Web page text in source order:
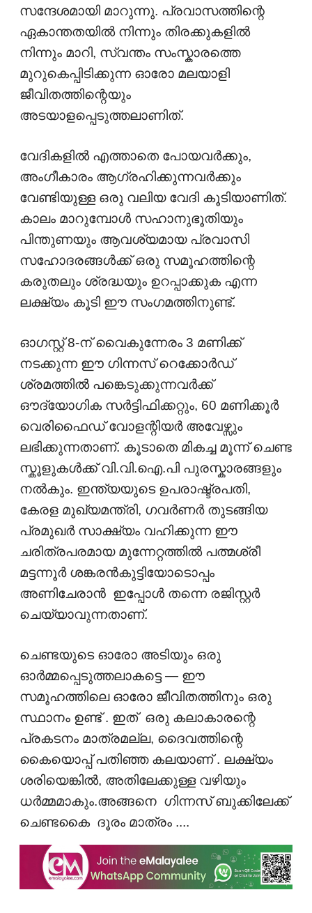
സന്ദേശമായി മാറുന്നു. പ്രവാസത്തിന്റെ
ഏകാന്തതയിൽ നിന്നും തിരക്കുകളിൽ
നിന്നും മാറി, സ്വന്തം സംസ്കാരത്തെ
മുറുകെപ്പിടിക്കുന്ന ഓരോ മലയാളി
ജീവിതത്തിന്റെയും
അടയാളപ്പെടുത്തലാണിത്.
വേദികളിൽ എത്താതെ പോയവർക്കും,
അംഗീകാരം ആഗ്രഹിക്കുന്നവർക്കും
വേണ്ടിയുള്ള ഒരു വലിയ വേദി കൂടിയാണിത്.
കാലം മാറുമ്പോൾ സഹാനുഭൂതിയും
പിന്തുണയും ആവശ്യമായ പ്രവാസി
സഹോദരങ്ങൾക്ക് ഒരു സമൂഹത്തിന്റെ
കരുതലും ശ്രദ്ധയും ഉറപ്പാക്കുക എന്ന
ലക്ഷ്യം കൂടി ഈ സംഗമത്തിനുണ്ട്.
ഓഗസ്റ്റ് 8-ന് വൈകുന്നേരം 3 മണിക്ക്
നടക്കുന്ന ഈ ഗിന്നസ് റെക്കോർഡ്
ശ്രമത്തിൽ പങ്കെടുക്കുന്നവർക്ക്
ഔദ്യോഗിക സർട്ടിഫിക്കറ്റും, 60 മണിക്കൂർ
വെരിഫൈഡ് വോളന്റിയർ അവേഴ്സും
ലഭിക്കുന്നതാണ്. കൂടാതെ മികച്ച മൂന്ന് ചെണ്ട
സ്കൂളുകൾക്ക് വി.വി.ഐ.പി പുരസ്കാരങ്ങളും
നൽകും. ഇന്ത്യയുടെ ഉപരാഷ്ട്രപതി,
കേരള മുഖ്യമന്ത്രി, ഗവർണർ തുടങ്ങിയ
പ്രമുഖർ സാക്ഷ്യം വഹിക്കുന്ന ഈ
ചരിത്രപരമായ മുന്നേറ്റത്തിൽ പത്മശ്രീ
മട്ടന്നൂർ ശങ്കരൻകുട്ടിയോടൊപ്പം
അണിചേരാൻ ഇപ്പോൾ തന്നെ രജിസ്റ്റർ
ചെയ്യാവുന്നതാണ്.
ചെണ്ടയുടെ ഓരോ അടിയും ഒരു
ഓർമ്മപ്പെടുത്തലാകട്ടെ — ഈ
സമൂഹത്തിലെ ഓരോ ജീവിതത്തിനും ഒരു
സ്ഥാനം ഉണ്ട് . ഇത് ഒരു കലാകാരന്റെ
പ്രകടനം മാത്രമല്ല, ദൈവത്തിന്റെ
കൈയൊപ്പ്‌ പതിഞ്ഞ കലയാണ് . ലക്ഷ്യം
ശരിയെങ്കിൽ, അതിലേക്കുള്ള വഴിയും
ധർമ്മമാകും.അങ്ങനെ ഗിന്നസ് ബുക്കിലേക്ക്
ചെണ്ടകൈ ദൂരം മാത്രം ....